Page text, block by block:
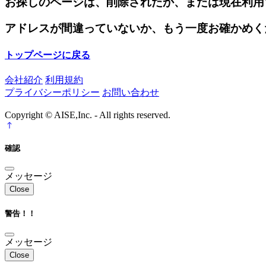
アドレスが間違っていないか、もう一度お確かめ
トップページに戻る
会社紹介 利用規約
プライバシーポリシー お問い合わせ
Copyright © AISE,Inc. - All rights reserved.
確認
メッセージ
Close
警告！！
メッセージ
Close